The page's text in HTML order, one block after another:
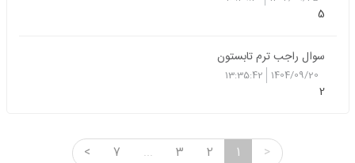
5
سوال راجب ترم تابستون
1404/09/20
13:35:42
2
>
1
2
3
...
7
<